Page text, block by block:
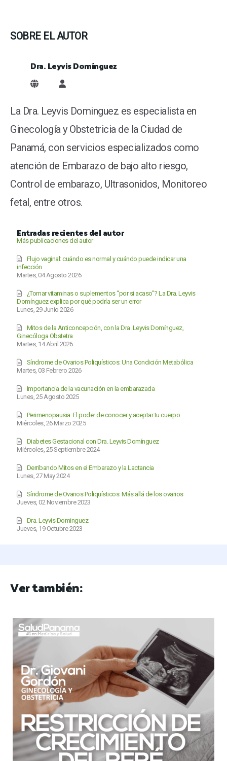
SOBRE EL AUTOR
Dra. Leyvis Domínguez
Dra. Leyvis Domínguez
La Dra. Leyvis Dominguez es especialista en
Ginecología y Obstetricia de la Ciudad de
Panamá, con servicios especializados como
atención de Embarazo de bajo alto riesgo,
Control de embarazo, Ultrasonidos, Monitoreo
fetal, entre otros.
Entradas recientes del autor
Más publicaciones del autor
Martes, 04 Agosto 2026
Flujo vaginal: cuándo es normal y cuándo puede indicar una
infección
Lunes, 29 Junio 2026
¿Tomar vitaminas o suplementos “por si acaso”? La Dra. Leyvis
Domínguez explica por qué podría ser un error
Martes, 14 Abril 2026
Mitos de la Anticoncepción, con la Dra. Leyvis Domínguez,
Ginecóloga Obstetra
Martes, 03 Febrero 2026
Síndrome de Ovarios Poliquísticos: Una Condición Metabólica
Lunes, 25 Agosto 2025
Importancia de la vacunación en la embarazada
Miércoles, 26 Marzo 2025
Perimenopausia: El poder de conocer y aceptar tu cuerpo
Miércoles, 25 Septiembre 2024
Diabetes Gestacional con Dra. Leyvis Domínguez
Lunes, 27 May 2024
Derribando Mitos en el Embarazo y la Lactancia
Jueves, 02 Noviembre 2023
Síndrome de Ovarios Poliquísticos: Más allá de los ovarios
Jueves, 19 Octubre 2023
Dra. Leyvis Dominguez
Ver también: